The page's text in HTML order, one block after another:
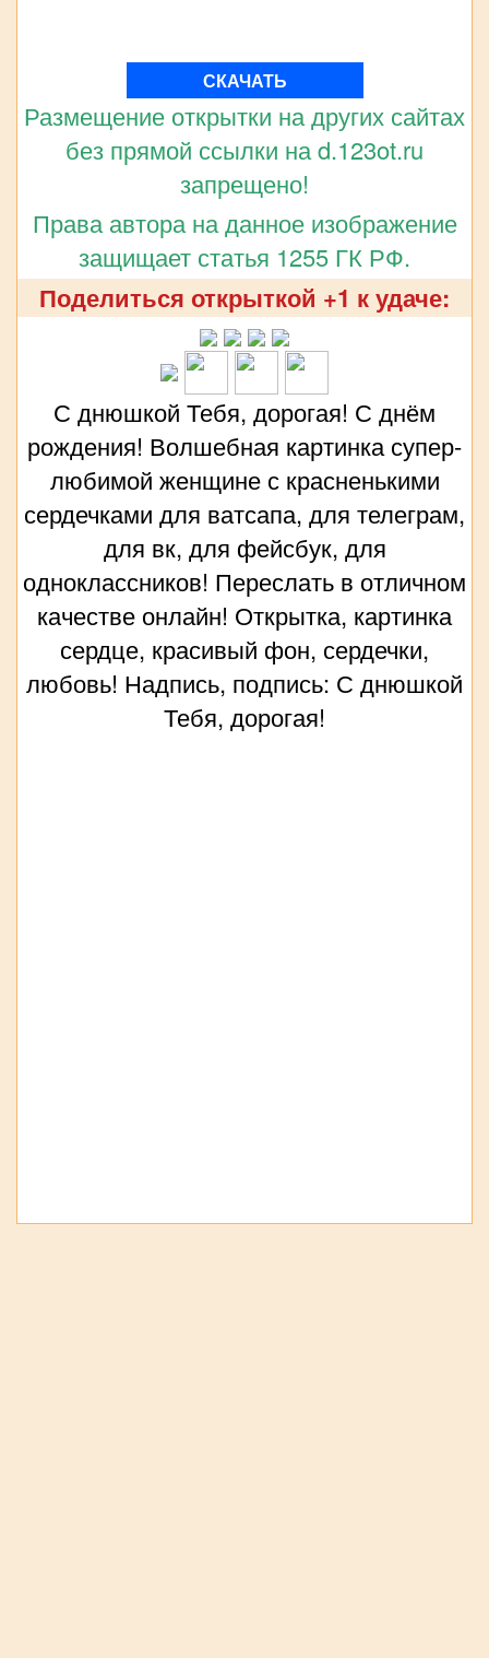
СКАЧАТЬ
Размещение открытки на других сайтах
без прямой ссылки на d.123ot.ru
запрещено!
Права автора на данное изображение
защищает статья 1255 ГК РФ.
Поделиться открыткой +1 к удаче:
С днюшкой Тебя, дорогая! С днём
рождения! Волшебная картинка супер-
любимой женщине с красненькими
сердечками для ватсапа, для телеграм,
для вк, для фейсбук, для
одноклассников! Переслать в отличном
качестве онлайн! Открытка, картинка
сердце, красивый фон, сердечки,
любовь! Надпись, подпись: С днюшкой
Тебя, дорогая!